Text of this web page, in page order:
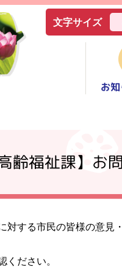
文字サイズ
お
齢福祉課】お
対する市民の皆様の意
ください。